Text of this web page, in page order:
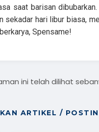
saat barisan
hari libur biasa,
Spensame!
ini telah dilihat
ARTIKEL /